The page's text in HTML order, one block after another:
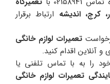
کرج، اندیشه ارتباط برقرار
تعمیرات لوازم خانگی
آنلاین اقدام کنید.
را به با تماس تلفنی یا
تعمیرات لوازم خانگی